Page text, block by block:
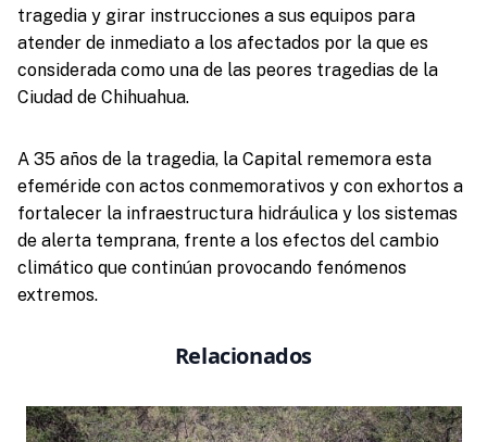
tragedia y girar instrucciones a sus equipos para
atender de inmediato a los afectados por la que es
considerada como una de las peores tragedias de la
Ciudad de Chihuahua.
A 35 años de la tragedia, la Capital rememora esta
efeméride con actos conmemorativos y con exhortos a
fortalecer la infraestructura hidráulica y los sistemas
de alerta temprana, frente a los efectos del cambio
climático que continúan provocando fenómenos
extremos.
Relacionados